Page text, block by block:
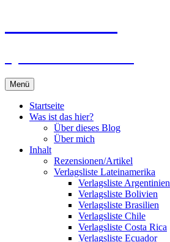
Menü
Startseite
Was ist das hier?
Über dieses Blog
Über mich
Inhalt
Rezensionen/Artikel
Verlagsliste Lateinamerika
Verlagsliste Argentinien
Verlagsliste Bolivien
Verlagsliste Brasilien
Verlagsliste Chile
Verlagsliste Costa Rica
Verlagsliste Ecuador